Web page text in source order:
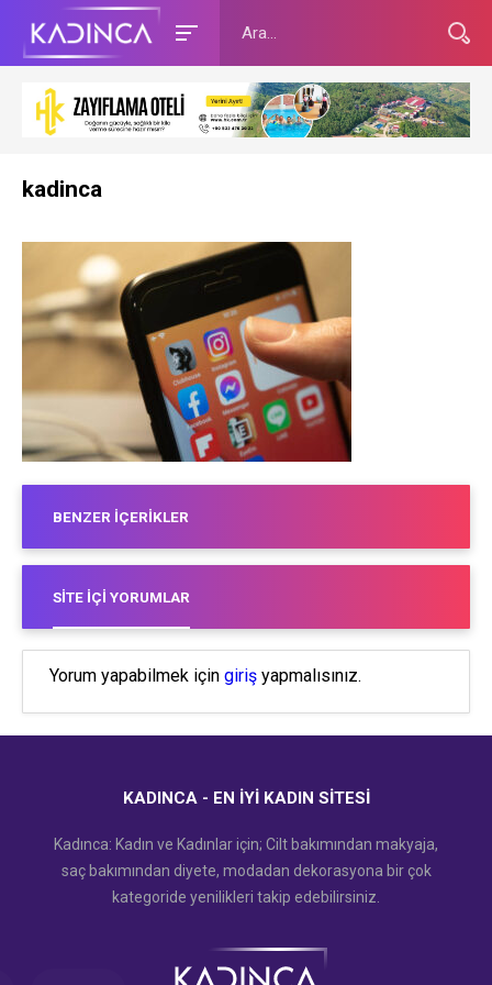
kadinca
BENZER İÇERIKLER
SITE İÇI YORUMLAR
Yorum yapabilmek için giriş yapmalısınız.
KADINCA - EN İYI KADIN SITESI
Kadınca: Kadın ve Kadınlar için; Cilt bakımından makyaja,
saç bakımından diyete, modadan dekorasyona bir çok
kategoride yenilikleri takip edebilirsiniz.